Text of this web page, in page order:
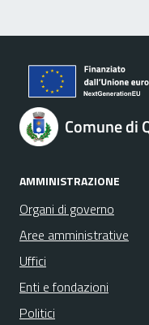
Comune di
AMMINISTRAZIONE
Organi di governo
Aree amministrative
Uffici
Enti e fondazioni
Politici